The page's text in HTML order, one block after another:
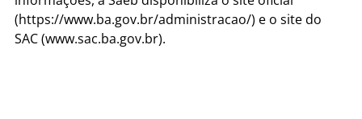
(https://www.ba.gov.br/administracao/) e o site do
SAC (www.sac.ba.gov.br).